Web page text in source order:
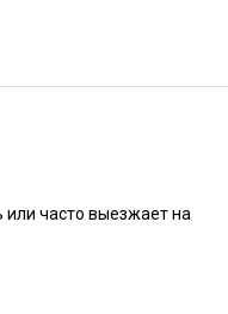
или часто выезжает на